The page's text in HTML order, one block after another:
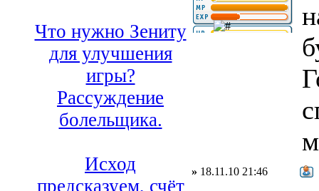
Что нужно Зениту
для улучшения
игры?
Рассуждение
болельщика.
Исход
предсказуем, счёт
» 18.11.10 21:46